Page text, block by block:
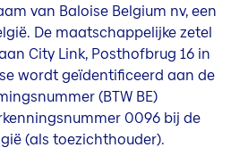
van Baloise Belgium nv, een
De maatschappelijke zetel
City Link, Posthofbrug 16 in
wordt geïdentificeerd aan de
(BTW BE)
0096 bij de
(als toezichthouder).